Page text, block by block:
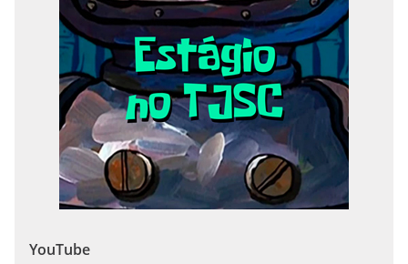
YouTube